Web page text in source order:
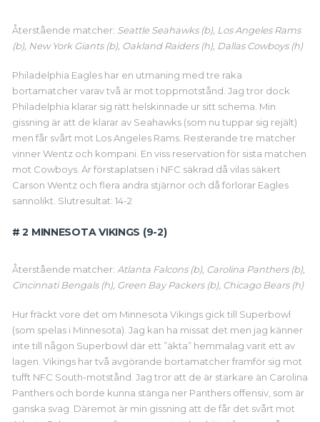
Återstående matcher: Seattle Seahawks (b), Los Angeles Rams
(b), New York Giants (b), Oakland Raiders (h), Dallas Cowboys (h)
Philadelphia Eagles har en utmaning med tre raka
bortamatcher varav två är mot toppmotstånd. Jag tror dock
Philadelphia klarar sig rätt helskinnade ur sitt schema. Min
gissning är att de klarar av Seahawks (som nu tuppar sig rejält)
men får svårt mot Los Angeles Rams. Resterande tre matcher
vinner Wentz och kompani. En viss reservation för sista matchen
mot Cowboys. Är förstaplatsen i NFC säkrad då vilas säkert
Carson Wentz och flera andra stjärnor och då förlorar Eagles
sannolikt. Slutresultat: 14-2
# 2 MINNESOTA VIKINGS (9-2)
Återstående matcher: Atlanta Falcons (b), Carolina Panthers (b),
Cincinnati Bengals (h), Green Bay Packers (b), Chicago Bears (h)
Hur fräckt vore det om Minnesota Vikings gick till Superbowl
(som spelas i Minnesota). Jag kan ha missat det men jag känner
inte till någon Superbowl där ett ”äkta” hemmalag varit ett av
lagen. Vikings har två avgörande bortamatcher framför sig mot
tufft NFC South-motstånd. Jag tror att de är starkare än Carolina
Panthers och borde kunna stänga ner Panthers offensiv, som är
ganska svag. Däremot är min gissning att de får det svårt mot